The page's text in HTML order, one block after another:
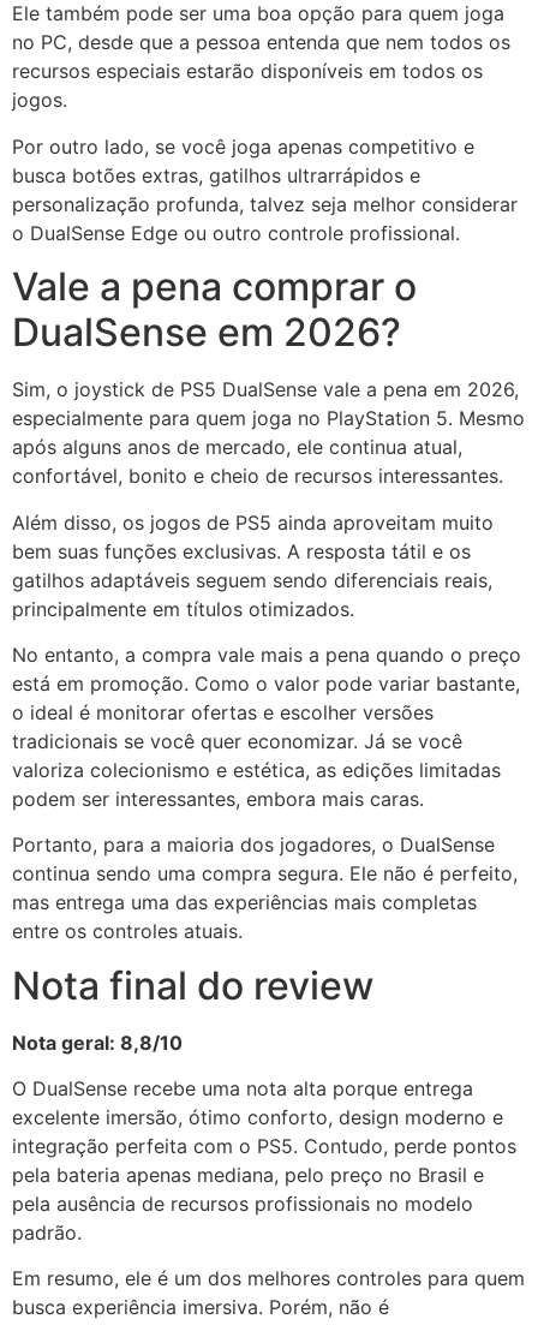
Ele também pode ser uma boa opção para quem joga
no PC, desde que a pessoa entenda que nem todos os
recursos especiais estarão disponíveis em todos os
jogos.
Por outro lado, se você joga apenas competitivo e
busca botões extras, gatilhos ultrarrápidos e
personalização profunda, talvez seja melhor considerar
o DualSense Edge ou outro controle profissional.
Vale a pena comprar o
DualSense em 2026?
Sim, o joystick de PS5 DualSense vale a pena em 2026,
especialmente para quem joga no PlayStation 5. Mesmo
após alguns anos de mercado, ele continua atual,
confortável, bonito e cheio de recursos interessantes.
Além disso, os jogos de PS5 ainda aproveitam muito
bem suas funções exclusivas. A resposta tátil e os
gatilhos adaptáveis seguem sendo diferenciais reais,
principalmente em títulos otimizados.
No entanto, a compra vale mais a pena quando o preço
está em promoção. Como o valor pode variar bastante,
o ideal é monitorar ofertas e escolher versões
tradicionais se você quer economizar. Já se você
valoriza colecionismo e estética, as edições limitadas
podem ser interessantes, embora mais caras.
Portanto, para a maioria dos jogadores, o DualSense
continua sendo uma compra segura. Ele não é perfeito,
mas entrega uma das experiências mais completas
entre os controles atuais.
Nota final do review
Nota geral: 8,8/10
O DualSense recebe uma nota alta porque entrega
excelente imersão, ótimo conforto, design moderno e
integração perfeita com o PS5. Contudo, perde pontos
pela bateria apenas mediana, pelo preço no Brasil e
pela ausência de recursos profissionais no modelo
padrão.
Em resumo, ele é um dos melhores controles para quem
busca experiência imersiva. Porém, não é